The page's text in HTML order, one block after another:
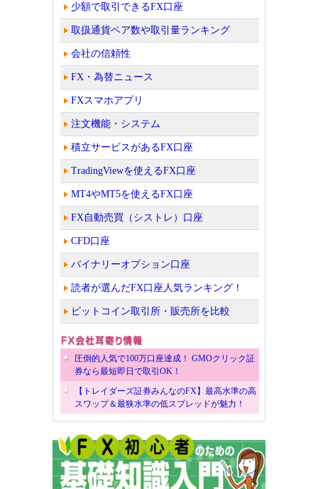
少額で取引できるFX口座
取扱通貨ペア数や取引量ランキング
会社の信頼性
FX・為替ニュース
FXスマホアプリ
注文機能・システム
積立サービスがあるFX口座
TradingViewを使えるFX口座
MT4やMT5を使えるFX口座
FX自動売買（シストレ）口座
CFD口座
バイナリーオプション口座
読者が選んだFX口座人気ランキング！
ビットコイン取引所・販売所を比較
圧倒的人気で100万口座達成！ GMOクリック証
券なら最短即日で取引OK！
【トレイダーズ証券みんなのFX】最高水準の高
スワップ＆最狭水準の低スプレッドが魅力！